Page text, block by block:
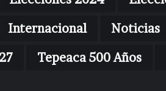
Internacional Noticias
Tepeaca 500 Años